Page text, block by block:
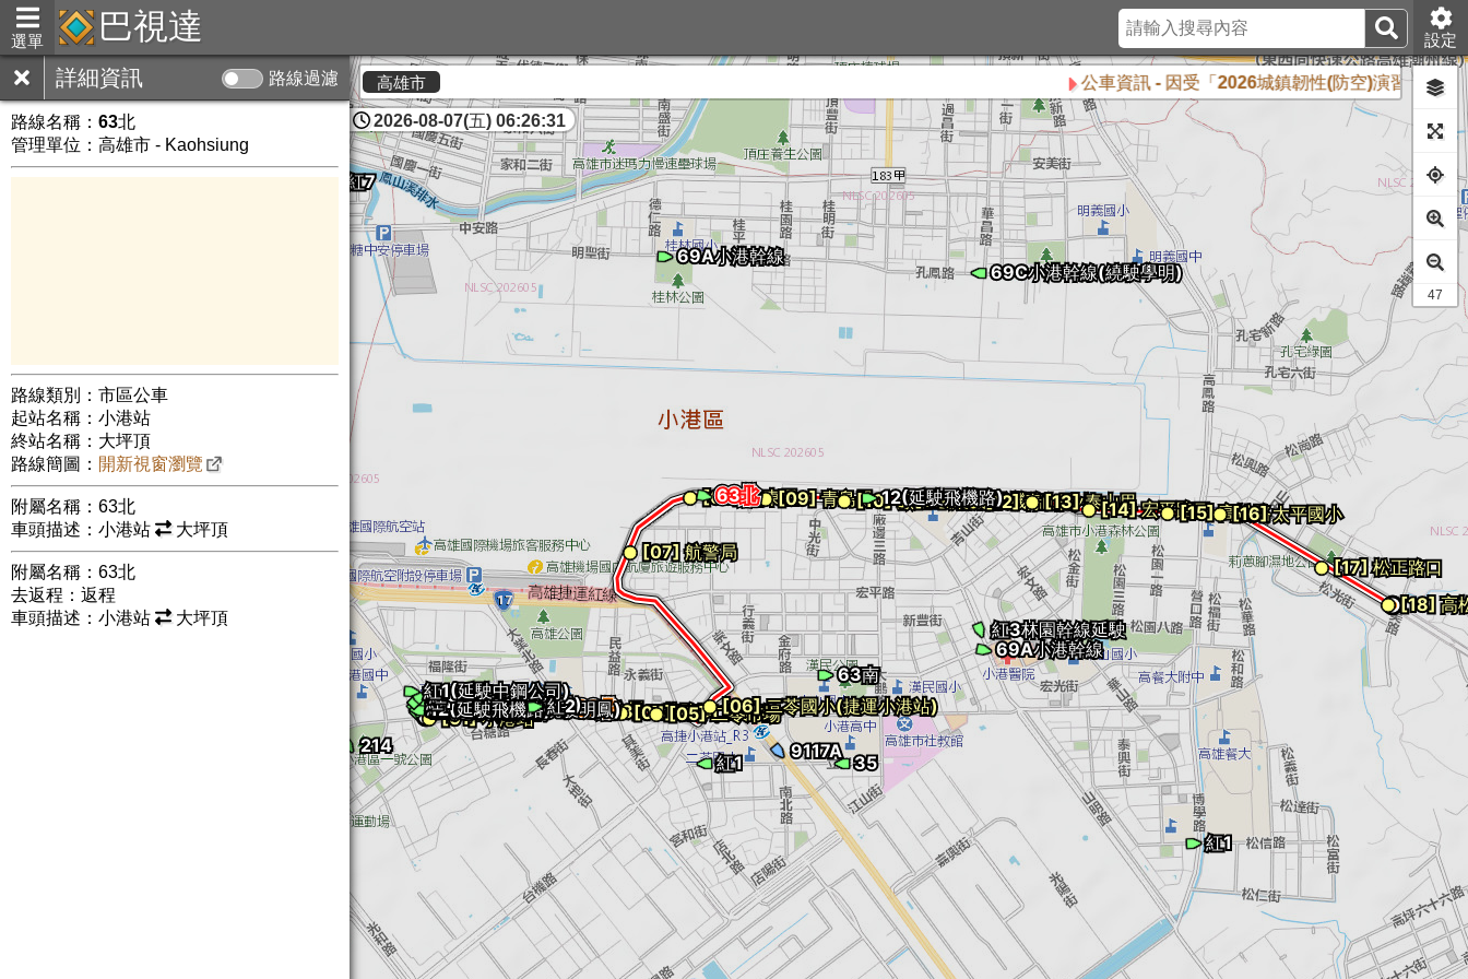
選單 巴視達 設定
詳細資訊 路線過濾
路線名稱： 63北
管理單位：高雄市 - Kaohsiung
路線類別：市區公車
起站名稱：小港站
終站名稱：大坪頂
路線簡圖： 開新視窗瀏覽
附屬名稱：63北
車頭描述：小港站
大坪頂
附屬名稱：63北
去返程：返程
車頭描述：小港站
大坪頂
高雄市 公車資訊 - 因受「2026城鎮韌性(防空)演習」影響，
2026-08-07(五) 06:26:32
44